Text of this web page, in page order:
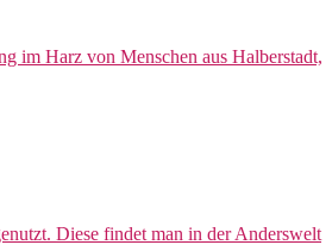
im Harz von Menschen aus Halberstadt,
Diese findet man in der Anderswelt